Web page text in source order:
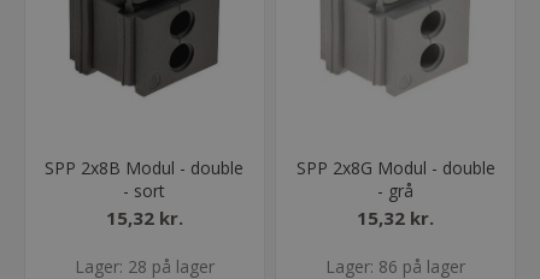
SPP 2x8B Modul - double
- sort
15,32 kr.
Lager: 28 på lager
SPP 2x8G Modul - double
- grå
15,32 kr.
Lager: 86 på lager